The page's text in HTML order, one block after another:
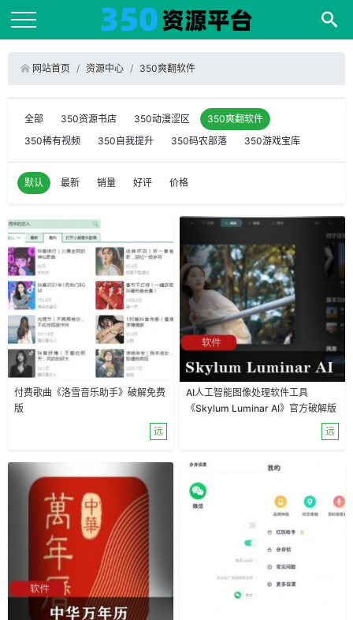
网站首页 资源中心 350爽翻软件
全部 350资源书店 350动漫涩区
350爽翻软件
350稀有视频
350自我提升 350码农部落 350游戏宝库
默认 最新 销量 好评 价格
付费歌曲《洛雪音乐助手》破解免费
版
远
AI人工智能图像处理软件工具
《Skylum Luminar AI》官方破解版
远